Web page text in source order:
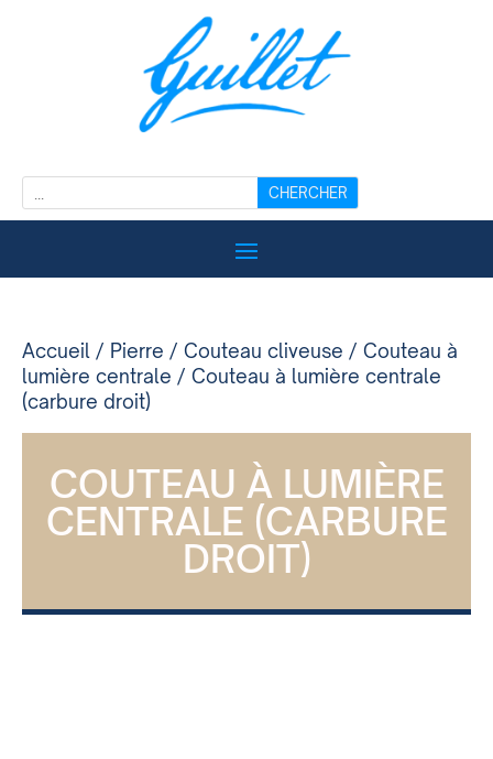
Accueil / Pierre / Couteau cliveuse / Couteau à
lumière centrale / Couteau à lumière centrale
(carbure droit)
COUTEAU À LUMIÈRE
CENTRALE (CARBURE
DROIT)